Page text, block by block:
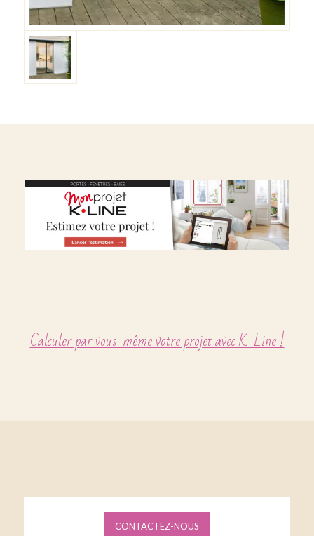
Calculer par vous-même votre projet avec K-Line !
CONTACTEZ-NOUS